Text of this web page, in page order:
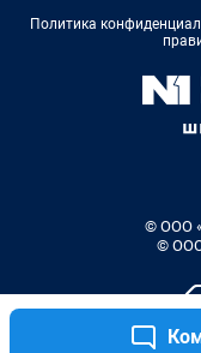
Политика
© ООО
© ООО